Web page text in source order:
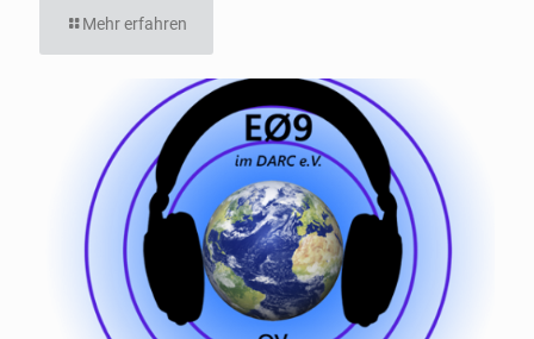
Mehr erfahren